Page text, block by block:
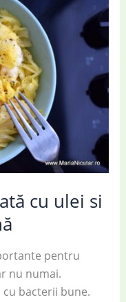
cu ulei si
pentru
nu numai.
bacterii bune.